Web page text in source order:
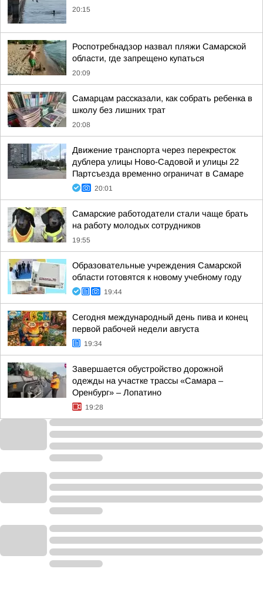
20:15
Роспотребнадзор назвал пляжи Самарской
области, где запрещено купаться
20:09
Самарцам рассказали, как собрать ребенка в
школу без лишних трат
20:08
Движение транспорта через перекресток
дублера улицы Ново-Садовой и улицы 22
Партсъезда временно ограничат в Самаре
20:01
Самарские работодатели стали чаще брать
на работу молодых сотрудников
19:55
Образовательные учреждения Самарской
области готовятся к новому учебному году
19:44
Сегодня международный день пива и конец
первой рабочей недели августа
19:34
Завершается обустройство дорожной
одежды на участке трассы «Самара –
Оренбург» – Лопатино
19:28